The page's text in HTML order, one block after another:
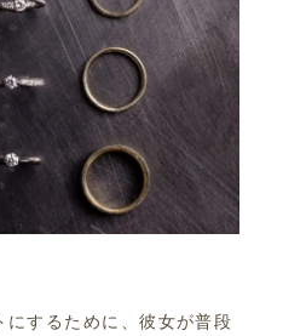
するために、彼女が普段